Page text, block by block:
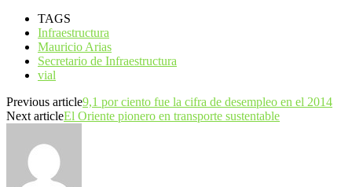
TAGS
Infraestructura
Mauricio Arias
Secretario de Infraestructura
vial
Previous article9,1 por ciento fue la cifra de desempleo en el 2014
Next articleEl Oriente pionero en transporte sustentable